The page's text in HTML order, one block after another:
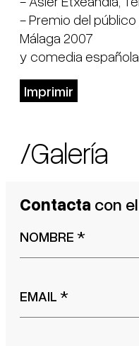
- Premio del
Málaga 2007
y comedia
Imprimir
/Galería
Contacta con
NOMBRE *
EMAIL *